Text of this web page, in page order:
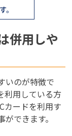
併用しや
いのが特徴で
利用している方
カードを利用す
できます。